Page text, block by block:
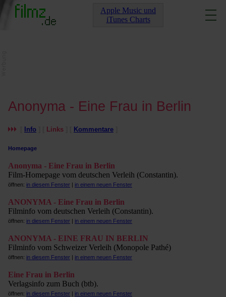
Apple Music und
iTunes Charts
Anonyma - Eine Frau in Berlin
Info Links Kommentare
Homepage
Anonyma - Eine Frau in Berlin
Film-Homepage vom deutschen Verleih (Constantin).
öffnen: in diesem Fenster | in einem neuen Fenster
ANONYMA - Eine Frau in Berlin
Filminfo vom deutschen Verleih (Constantin).
öffnen: in diesem Fenster | in einem neuen Fenster
ANONYMA - EINE FRAU IN BERLIN
Filminfo vom Schweizer Verleih (Monopole Pathé)
öffnen: in diesem Fenster | in einem neuen Fenster
Eine Frau in Berlin
Verlagsinfo zum Buch (btb).
öffnen: in diesem Fenster | in einem neuen Fenster